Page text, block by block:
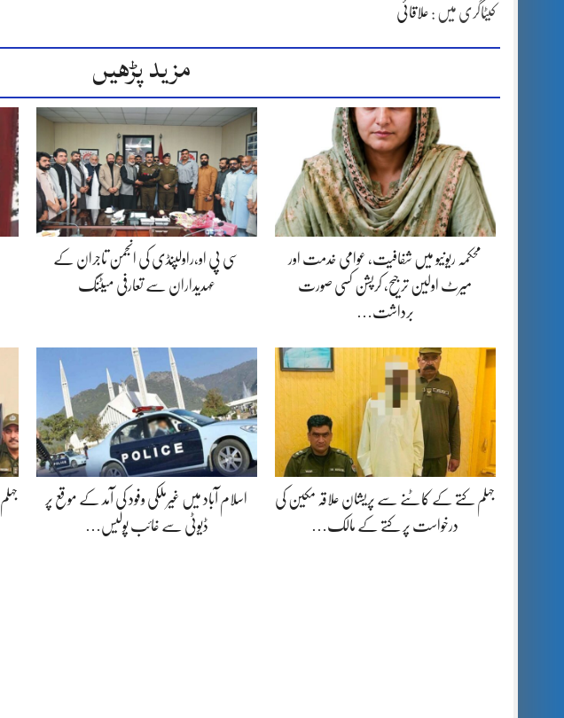
کیٹاگری میں : علاقائی
مزید پڑھیں
محکمہ ریونیو میں شفافیت، عوامی خدمت اور
میرٹ اولین ترجیح، کرپشن کسی صورت
برداشت…
سی پی او،راولپنڈی کی انجمن تاجران کے
عہدیداران سے تعارفی میٹنگ
جہلم کتے کے کاٹنے سے پریشان علاقہ مکین کی
درخواست پر کتے کے مالک…
اسلام آباد میں غیرملکی وفود کی آمد کے موقع پر
ڈیوٹی سے غائب پولیس…